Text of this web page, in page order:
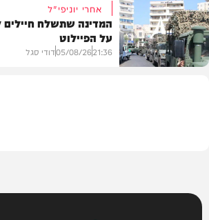
צבא וביטחון
אחרי יוניפי"ל
המדינה שתשלח חיילים
על הפיילוט
21:36
05/08/26דודי סגל